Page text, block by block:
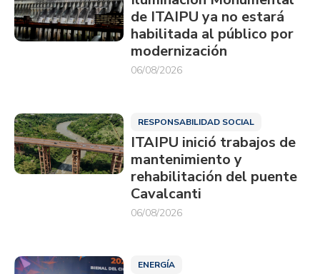
de ITAIPU ya no estará
habilitada al público por
modernización
06/08/2026
RESPONSABILIDAD SOCIAL
ITAIPU inició trabajos de
mantenimiento y
rehabilitación del puente
Cavalcanti
06/08/2026
ENERGÍA